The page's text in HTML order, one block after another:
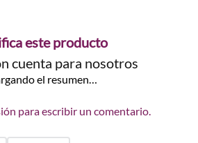
este producto
cuenta para nosotros
el resumen…
para escribir un comentario.